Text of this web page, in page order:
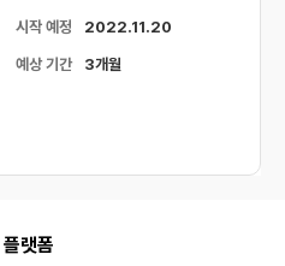
시작 예정 2022.11.20
예상 기간 3개월
랫폼